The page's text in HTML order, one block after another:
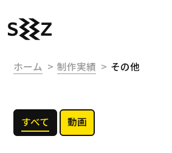
ホーム 制作実績 その他
すべて 動画